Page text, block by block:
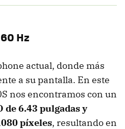
Hz
actual, donde más
a su pantalla. En este
nos encontramos con un
de 6.43 pulgadas y
píxeles, resultando en